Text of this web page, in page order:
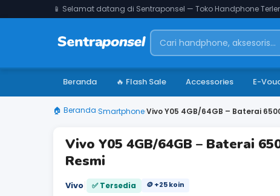
📱 Selamat datang di Sentraponsel — Toko Handphone
Beranda 🔥 Flash Sale Accessories E-
🏠 Beranda›Smartphone›Vivo Y05 4GB/64GB – Baterai
Vivo Y05 4GB/64GB – Baterai
Resmi
Vivo ✅ Tersedia 🪙 +25 koin